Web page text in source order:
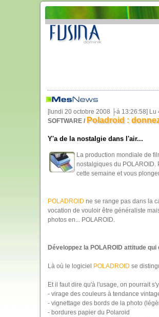
[lundi 20 octobre 2008 ├á 13:26:58] Lu
SOFTWARE / Poladroid :
Y'a de la nostalgie dans l'air...
La production mondiale de
nostalgiques du
cette semaine et vous
POLADROID ne se range pas dans la
vocation de vouloir être généraliste
photos en... POLAROID.
Développez la POLAROID attitude qui
Là où le logiciel POLADROID se
Et il faut dire qu'à l'usage, on pourrait
- virage des couleurs à tendance
- vignettage des bords de la photo
- bordures papier du Polaroid